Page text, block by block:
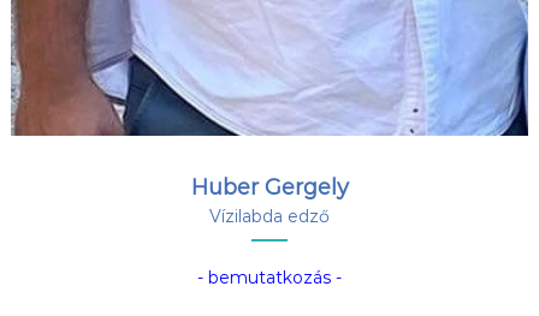
Huber Gergely
Vízilabda edző
- bemutatkozás -